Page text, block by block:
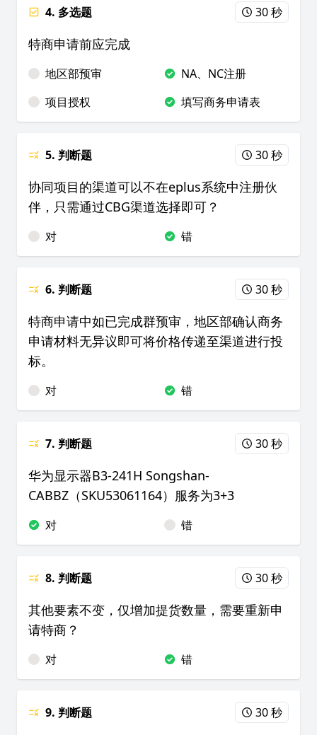
4. 多选题 30 秒
特商申请前应完成
地区部预审
NA、NC注册
项目授权
填写商务申请表
5. 判断题 30 秒
协同项目的渠道可以不在eplus系统中注册伙
伴，只需通过CBG渠道选择即可？
对 错
6. 判断题 30 秒
特商申请中如已完成群预审，地区部确认商务
申请材料无异议即可将价格传递至渠道进行投
标。
对 错
7. 判断题 30 秒
华为显示器B3-241H Songshan-
CABBZ（SKU53061164）服务为3+3
对 错
8. 判断题 30 秒
其他要素不变，仅增加提货数量，需要重新申
请特商？
对 错
9. 判断题 30 秒